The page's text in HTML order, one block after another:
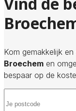
Kom gemakkelijk
Broechem en
bespaar op de